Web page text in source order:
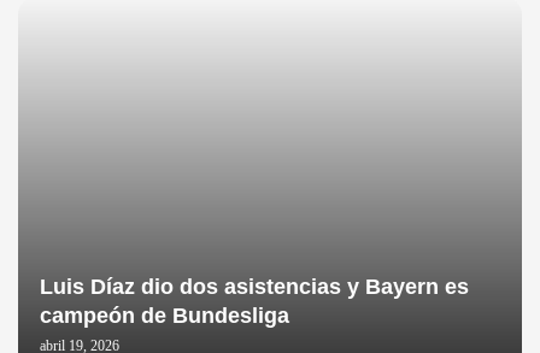
Luis Díaz dio dos asistencias y Bayern es
campeón de Bundesliga
abril 19, 2026